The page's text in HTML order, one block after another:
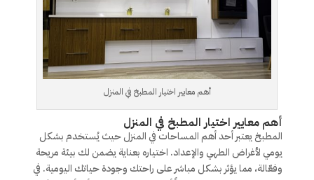
أهم معايير اختيار المطبخ في المنزل
أهم معايير اختيار المطبخ في المنزل
المطبخ يعتبر أحد أهم المساحات في المنزل حيث يُستخدم بشكل
يومي لأغراض الطهي والإعداد. اختياره بعناية يضمن لك بيئة مريحة
وفعّالة، مما يؤثر بشكل مباشر على راحتك وجودة حياتك اليومية. في